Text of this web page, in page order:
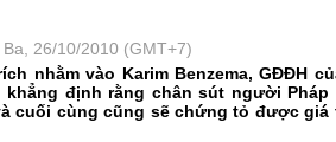
26/10/2010 (GMT+7)
nhằm vào Karim Benzema, GĐĐH
khẳng định rằng chân sút người Pháp
cuối cùng cũng sẽ chứng tỏ được giá